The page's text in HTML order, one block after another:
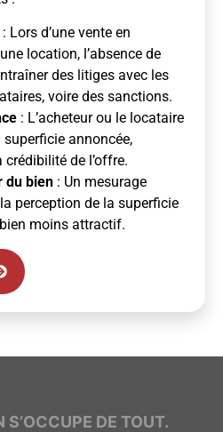
: Lors d’une vente en
location, l’absence de
des litiges avec les
voire des sanctions.
: L’acheteur ou le locataire
annoncée,
de l’offre.
du bien : Un mesurage
perception de la superficie
moins attractif.
S’OCCUPE DE TOUT.